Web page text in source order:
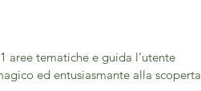
aree tematiche e guida l’utente
ed entusiasmante alla scoperta